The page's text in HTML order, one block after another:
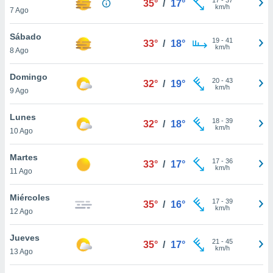
más
nuestra
y
de
disponible
cookies
aceptar
7 Ago
35° / 17°
km/h
Sábado
8 Ago
33° / 18° 19- 41
km/h
Domingo
9 Ago
32° / 19° 20- 43
km/h
Lunes
10 Ago
32° / 18° 18- 39
km/h
Martes
11 Ago
33° / 17° 17- 36
km/h
Miércoles
12 Ago
35° / 16° 17- 39
km/h
Jueves
13 Ago
35° / 17° 21 - 45
km/h